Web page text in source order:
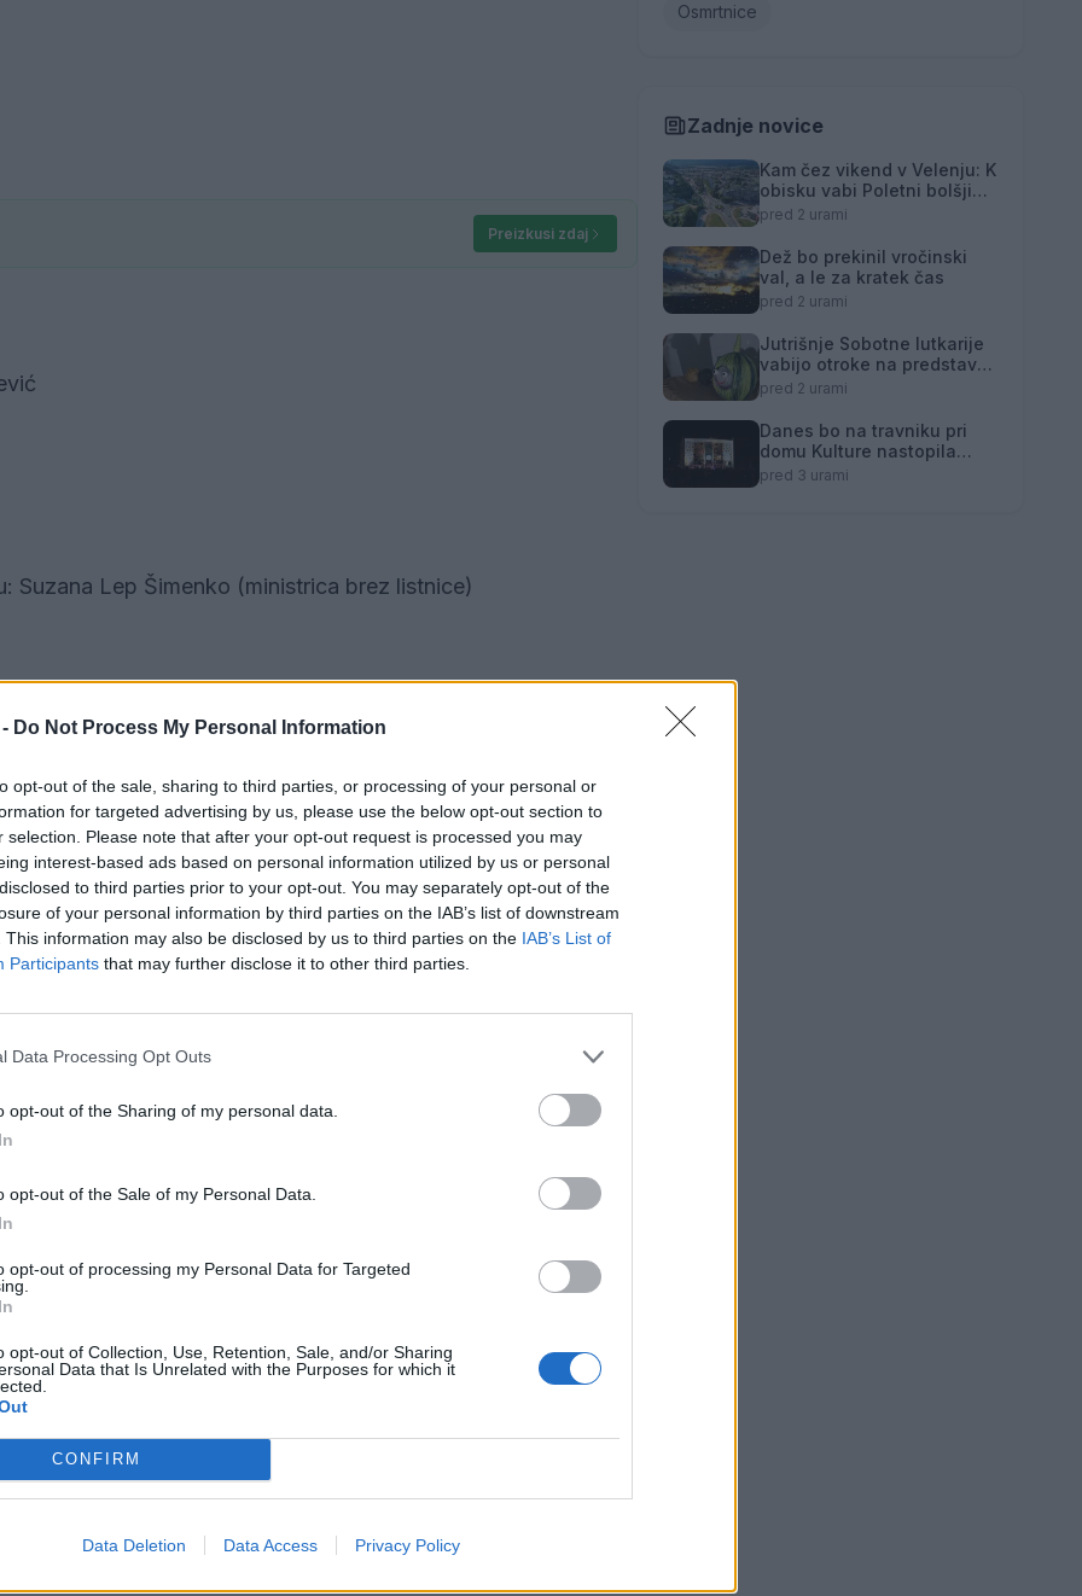
Do Not Process My Personal Information
opt-out of the sale, sharing to third parties, or processing of your personal or
for targeted advertising by us, please use the below opt-out section to
selection. Please note that after your opt-out request is processed you may
interest-based ads based on personal information utilized by us or personal
to third parties prior to your opt-out. You may separately opt-out of the
of your personal information by third parties on the IAB’s list of downstream
This information may also be disclosed by us to third parties on the IAB’s List of
Participants that may further disclose it to other third parties.
Data Processing Opt Outs
opt-out of the Sharing of my personal data.
opt-out of the Sale of my Personal Data.
opt-out of processing my Personal Data for Targeted
opt-out of Collection, Use, Retention, Sale, and/or Sharing
Data that Is Unrelated with the Purposes for which it
CONFIRM
Data Deletion Data Access Privacy Policy
Preizkusi zdaj
Suzana Lep Šimenko (ministrica brez listnice)
Monika Kirbiš Rojs
pred pristojnimi delovnimi telesi DZ.
po zaslišanju ministrskega kandidata oz. najkasneje v 48
delovnega telesa o predstavitvi kandidata. Predsednik
predlog kandidature za ministra umakne in hkrati
nato DZ predstavitev na novo predloženih kandidatov
Osmrtnice
Zadnje novice
Kam čez vikend v Velenju: K
obisku vabi Poletni bolšji
sejem
pred 2 urami
Dež bo prekinil vročinski
val, a le za kratek čas
pred 2 urami
Jutrišnje Sobotne lutkarije
vabijo otroke na predstavo
"Fuj, gosenica!"
pred 2 urami
Danes bo na travniku pri
domu Kulture nastopila
skupina Ringlšpil
pred 3 urami